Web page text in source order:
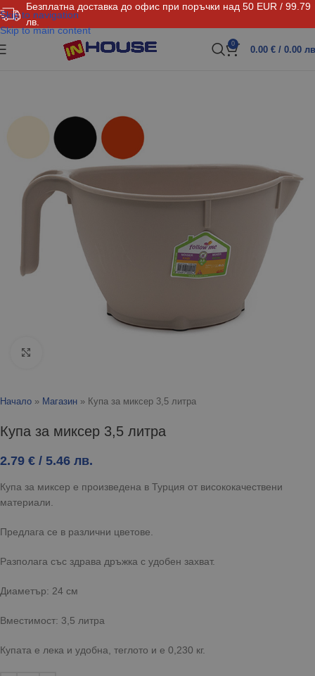
Безплатна доставка до офис при поръчки над 50 EUR / 99.79
лв.
Skip to navigation
Skip to main content
0
0.00 € / 0.00
Начало » Магазин » Купа за миксер 3,5 литра
Купа за миксер 3,5 литра
2.79 € / 5.46 лв.
Купа за миксер е произведена в Турция от висококачествени
материали.
Предлага се в различни цветове.
Разполага със здрава дръжка с удобен захват.
Диаметър: 24 см
Вместимост: 3,5 литра
Купата е лека и удобна, теглото и е 0,230 кг.